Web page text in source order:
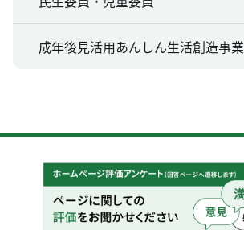
成年後見活用あんしん生活創造事業